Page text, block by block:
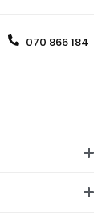
070 866 184